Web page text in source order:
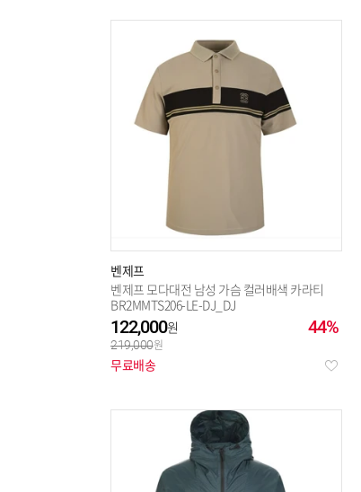
벤제프
벤제프 모다대전 남성 가슴 컬러배색 카라티
BR2MMTS206-LE-DJ_DJ
44%
122,000
219,000
무료배송